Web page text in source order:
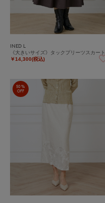
INED L
《大きいサイズ》タックプリーツスカート
￥14,300(税込)
50%
OFF